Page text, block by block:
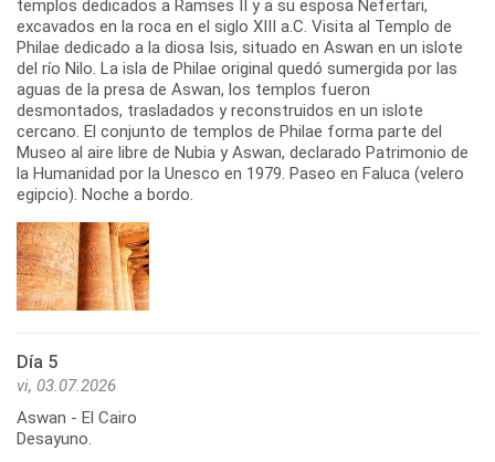
templos dedicados a Ramses II y a su esposa Nefertari,
excavados en la roca en el siglo XIII a.C. Visita al Templo de
Philae dedicado a la diosa Isis, situado en Aswan en un islote
del río Nilo. La isla de Philae original quedó sumergida por las
aguas de la presa de Aswan, los templos fueron
desmontados, trasladados y reconstruidos en un islote
cercano. El conjunto de templos de Philae forma parte del
Museo al aire libre de Nubia y Aswan, declarado Patrimonio de
la Humanidad por la Unesco en 1979. Paseo en Faluca (velero
egipcio). Noche a bordo.
Día 5
vi, 03.07.2026
Aswan - El Cairo
Desayuno.